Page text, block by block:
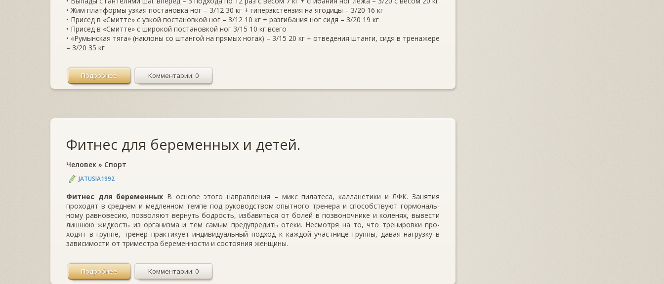
• Жим платформы узкая постановка ног – 3/12 30 кг + гиперэкстензия на ягодицы – 3/20 16 кг
• Присед в «Смитте» с узкой постановкой ног – 3/12 10 кг + разгибания ног сидя – 3/20 19 кг
• Присед в «Смитте» с широкой постановкой ног 3/15 10 кг всего
• «Румынская тяга» (наклоны со штангой на прямых ногах) – 3/15 20 кг + отведения штанги, сидя в тренажере
– 3/20 35 кг
Подробнее Комментарии: 0
Фитнес для беременных и детей.
Человек » Спорт
JATUSIA1992
Фитнес для беременных В основе этого направления – микс пилатеса, калланетики и ЛФК. Заня­тия
проходят в среднем и медленном темпе под руководством опытного тренера и способствуют гормональ­
ному равновесию, позволяют вер­нуть бодрость, избавиться от болей в позвоночнике и коленях, вывести
лишнюю жидкость из организма и тем самым предупредить отеки. Не­смотря на то, что тренировки про­
ходят в группе, тренер практикует индивидуальный подход к каждой участнице группы, давая нагрузку в
зависимости от триместра бере­менности и состояния женщины.
Подробнее Комментарии: 0